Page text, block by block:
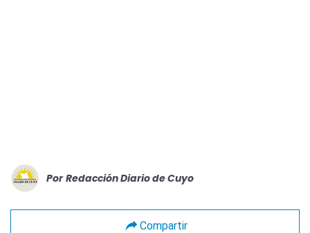
Por Redacción Diario de Cuyo
Compartir